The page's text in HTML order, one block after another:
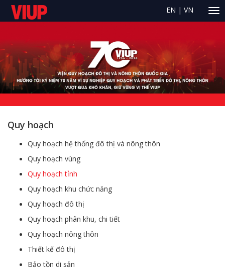
EN | VN
Quy hoạch
Quy hoạch hệ thống đô thị và nông thôn
Quy hoạch vùng
Quy hoạch tỉnh
Quy hoạch khu chức năng
Quy hoạch đô thị
Quy hoạch phân khu, chi tiết
Quy hoạch nông thôn
Thiết kế đô thị
Bảo tồn di sản